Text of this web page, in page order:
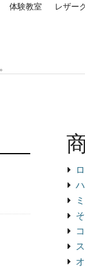
体験教室 レザー